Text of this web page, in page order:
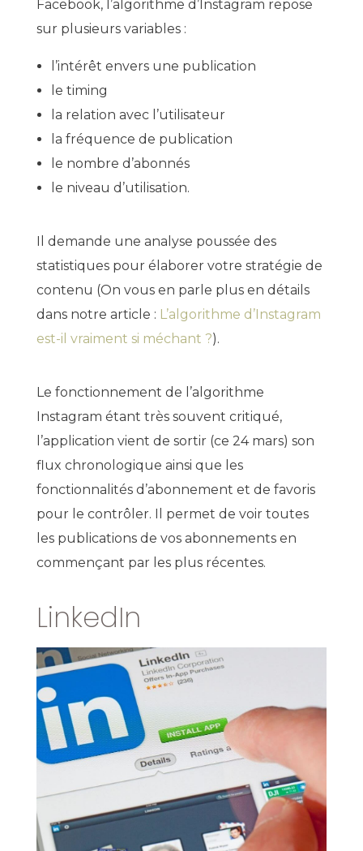
Facebook, l’algorithme d’Instagram repose
sur plusieurs variables :
l’intérêt envers une publication
le timing
la relation avec l’utilisateur
la fréquence de publication
le nombre d’abonnés
le niveau d’utilisation.
Il demande une analyse poussée des
statistiques pour élaborer votre stratégie de
contenu (On vous en parle plus en détails
dans notre article : L’algorithme d’Instagram
est-il vraiment si méchant ?).
Le fonctionnement de l’algorithme
Instagram étant très souvent critiqué,
l’application vient de sortir (ce 24 mars) son
flux chronologique ainsi que les
fonctionnalités d’abonnement et de favoris
pour le contrôler. Il permet de voir toutes
les publications de vos abonnements en
commençant par les plus récentes.
LinkedIn